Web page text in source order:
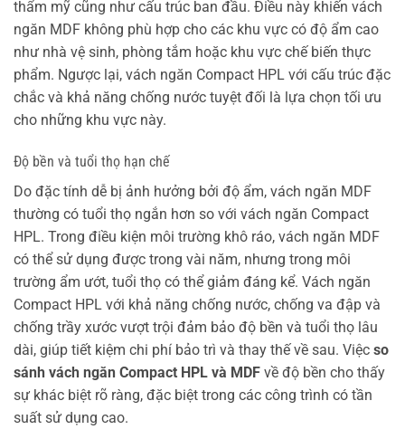
thẩm mỹ cũng như cấu trúc ban đầu. Điều này khiến vách
ngăn MDF không phù hợp cho các khu vực có độ ẩm cao
như nhà vệ sinh, phòng tắm hoặc khu vực chế biến thực
phẩm. Ngược lại, vách ngăn Compact HPL với cấu trúc đặc
chắc và khả năng chống nước tuyệt đối là lựa chọn tối ưu
cho những khu vực này.
Độ bền và tuổi thọ hạn chế
Do đặc tính dễ bị ảnh hưởng bởi độ ẩm, vách ngăn MDF
thường có tuổi thọ ngắn hơn so với vách ngăn Compact
HPL. Trong điều kiện môi trường khô ráo, vách ngăn MDF
có thể sử dụng được trong vài năm, nhưng trong môi
trường ẩm ướt, tuổi thọ có thể giảm đáng kể. Vách ngăn
Compact HPL với khả năng chống nước, chống va đập và
chống trầy xước vượt trội đảm bảo độ bền và tuổi thọ lâu
dài, giúp tiết kiệm chi phí bảo trì và thay thế về sau. Việc so
sánh vách ngăn Compact HPL và MDF về độ bền cho thấy
sự khác biệt rõ ràng, đặc biệt trong các công trình có tần
suất sử dụng cao.